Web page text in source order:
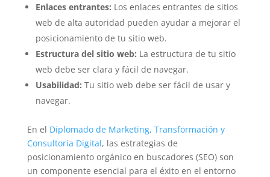
Enlaces entrantes: Los enlaces entrantes de sitios
web de alta autoridad pueden ayudar a mejorar el
posicionamiento de tu sitio web.
Estructura del sitio web: La estructura de tu sitio
web debe ser clara y fácil de navegar.
Usabilidad: Tu sitio web debe ser fácil de usar y
navegar.
En el Diplomado de Marketing, Transformación y
Consultoría Digital, las estrategias de
posicionamiento orgánico en buscadores (SEO) son
un componente esencial para el éxito en el entorno